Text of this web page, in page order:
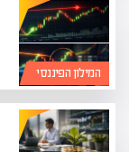
המילון הפיננסי